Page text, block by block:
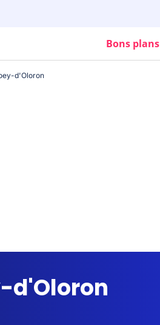
Bons plans
d'Oloron
d'Oloron